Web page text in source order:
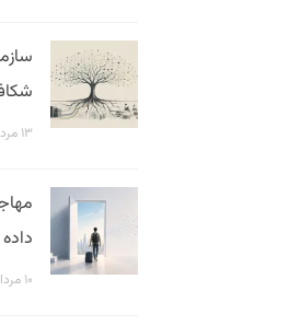
۱۳ مرداد ۱۴۰۵
۱۰ مرداد ۱۴۰۵